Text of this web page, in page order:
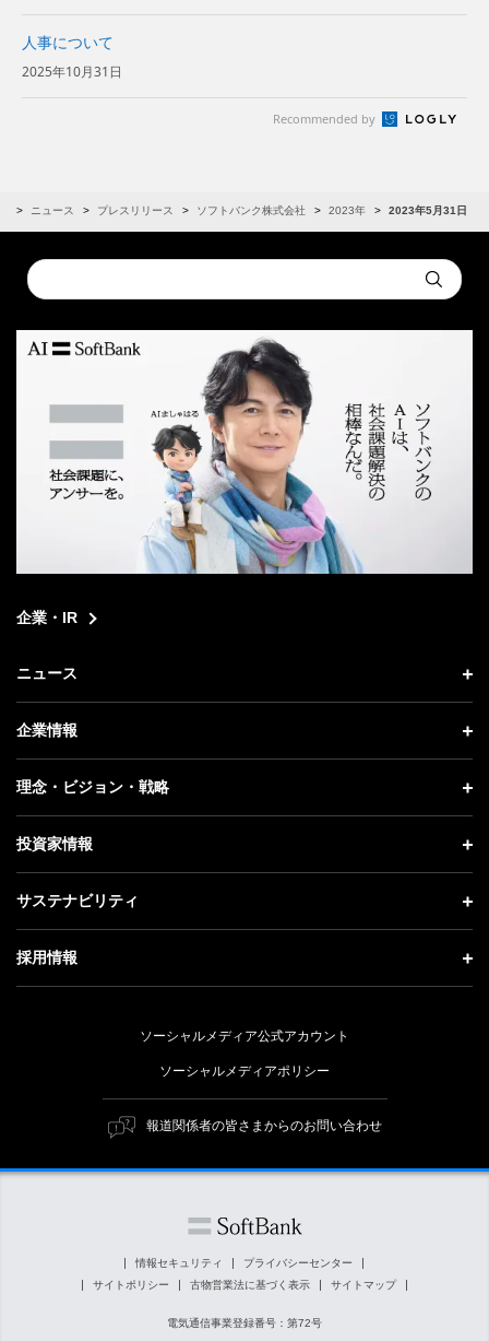
人事について
2025年10月31日
Recommended by
ニュース プレスリリース ソフトバンク株式会社 2023年 2023年5月31日
Conduct
a
Submit
企業・IR
ニュース
ニュース トップ
プレスリリース
更新情報
記者説明会
企業情報
企業情報 トップ
社長メッセージ
事業紹介
ガバナンス
理念・ビジョン・戦略
理念・ビジョン・戦略 トップ
成長戦略「Activate AI for Society」
人材戦略
投資家情報
投資家情報 トップ
経営方針
個人投資家の皆さまへ
株式と社債について
サステナビリティ
サステナビリティ トップ
トップメッセージ
ESG方針・体制
マテリアリティ（重要課題）
ESGの主な取り組み
外部評価・イニシアチブ
採用情報
キャリア採用
障がい者採用
ソーシャルメディア公式アカウント
ソーシャルメディアポリシー
報道関係者の皆さまからのお問い合わせ
情報セキュリティ
プライバシーセンター
サイトポリシー
古物営業法に基づく表示 サイトマップ
電気通信事業登録番号：第72号